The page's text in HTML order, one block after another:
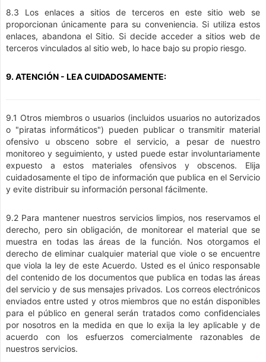
8.3 Los enlaces a sitios de terceros en este sitio web se
proporcionan únicamente para su conveniencia. Si utiliza estos
enlaces, abandona el Sitio. Si decide acceder a sitios web de
terceros vinculados al sitio web, lo hace bajo su propio riesgo.
9. ATENCIÓN - LEA CUIDADOSAMENTE:
9.1 Otros miembros o usuarios (incluidos usuarios no autorizados
o "piratas informáticos") pueden publicar o transmitir material
ofensivo u obsceno sobre el servicio, a pesar de nuestro
monitoreo y seguimiento, y usted puede estar involuntariamente
expuesto a estos materiales ofensivos y obscenos. Elija
cuidadosamente el tipo de información que publica en el Servicio
y evite distribuir su información personal fácilmente.
9.2 Para mantener nuestros servicios limpios, nos reservamos el
derecho, pero sin obligación, de monitorear el material que se
muestra en todas las áreas de la función. Nos otorgamos el
derecho de eliminar cualquier material que viole o se encuentre
que viola la ley de este Acuerdo. Usted es el único responsable
del contenido de los documentos que publica en todas las áreas
del servicio y de sus mensajes privados. Los correos electrónicos
enviados entre usted y otros miembros que no están disponibles
para el público en general serán tratados como confidenciales
por nosotros en la medida en que lo exija la ley aplicable y de
acuerdo con los esfuerzos comercialmente razonables de
nuestros servicios.